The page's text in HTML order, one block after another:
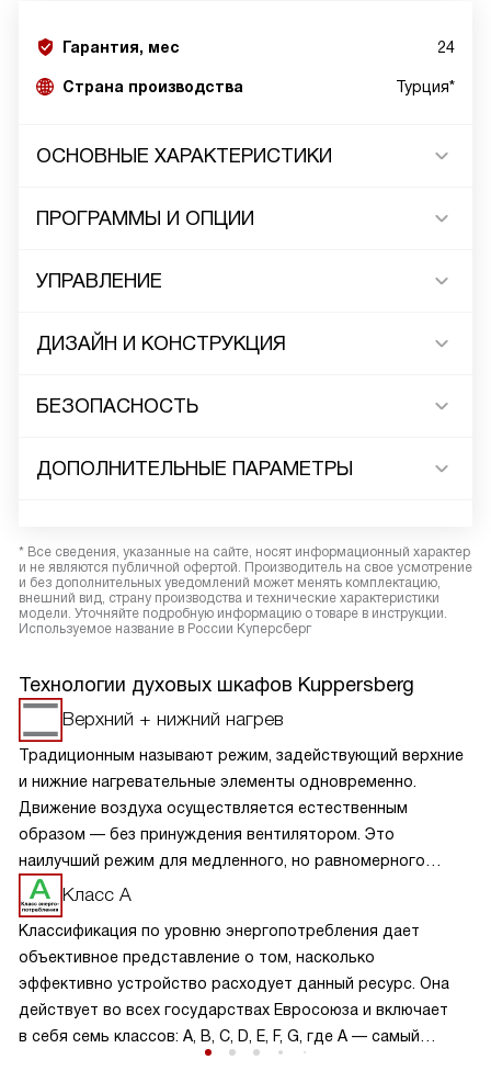
Гарантия, мес 24
Страна производства Турция*
ОСНОВНЫЕ ХАРАКТЕРИСТИКИ
ПРОГРАММЫ И ОПЦИИ
УПРАВЛЕНИЕ
ДИЗАЙН И КОНСТРУКЦИЯ
БЕЗОПАСНОСТЬ
ДОПОЛНИТЕЛЬНЫЕ ПАРАМЕТРЫ
* Все сведения, указанные на сайте, носят информационный характер
и не являются публичной офертой. Производитель на свое усмотрение
и без дополнительных уведомлений может менять комплектацию,
внешний вид, страну производства и технические характеристики
модели. Уточняйте подробную информацию о товаре в инструкции.
Используемое название в России Куперсберг
Технологии духовых шкафов Kuppersberg
Верхний + нижний нагрев
Традиционным называют режим, задействующий верхние
и нижние нагревательные элементы одновременно.
Движение воздуха осуществляется естественным
образом — без принуждения вентилятором. Это
наилучший режим для медленного, но равномерного
пропекания изделий теста, а также начиненных овощами
мяса, птицы и рыбы.
Класс А
Классификация по уровню энергопотребления дает
объективное представление о том, насколько
эффективно устройство расходует данный ресурс. Она
действует во всех государствах Евросоюза и включает
в себя семь классов: A, B, C, D, E, F, G, где А — самый